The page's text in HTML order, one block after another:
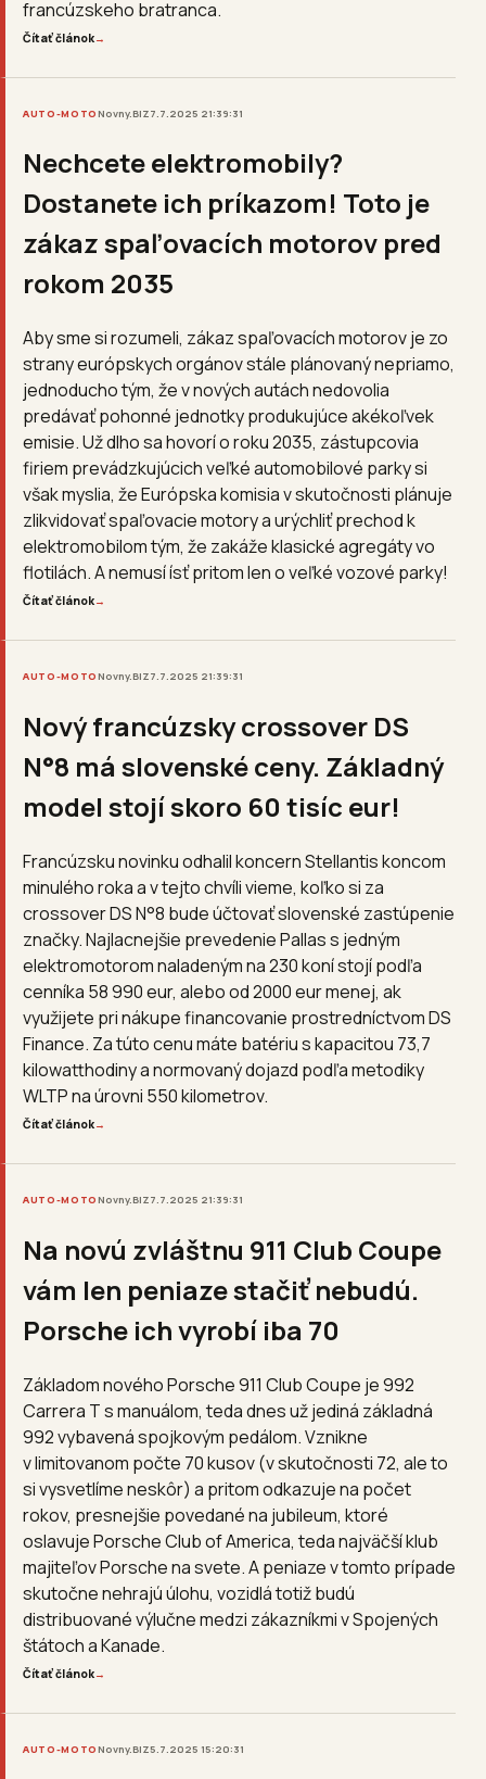
francúzskeho bratranca.
Čítať článok→
AUTO-MOTONovny.BIZ7.7.2025 21:39:31
Nechcete elektromobily?
Dostanete ich príkazom! Toto je
zákaz spaľovacích motorov pred
rokom 2035
Aby sme si rozumeli, zákaz spaľovacích motorov je zo
strany európskych orgánov stále plánovaný nepriamo,
jednoducho tým, že v nových autách nedovolia
predávať pohonné jednotky produkujúce akékoľvek
emisie. Už dlho sa hovorí o roku 2035, zástupcovia
firiem prevádzkujúcich veľké automobilové parky si
však myslia, že Európska komisia v skutočnosti plánuje
zlikvidovať spaľovacie motory a urýchliť prechod k
elektromobilom tým, že zakáže klasické agregáty vo
flotilách. A nemusí ísť pritom len o veľké vozové parky!
Čítať článok→
AUTO-MOTONovny.BIZ7.7.2025 21:39:31
Nový francúzsky crossover DS
N°8 má slovenské ceny. Základný
model stojí skoro 60 tisíc eur!
Francúzsku novinku odhalil koncern Stellantis koncom
minulého roka a v tejto chvíli vieme, koľko si za
crossover DS N°8 bude účtovať slovenské zastúpenie
značky. Najlacnejšie prevedenie Pallas s jedným
elektromotorom naladeným na 230 koní stojí podľa
cenníka 58 990 eur, alebo od 2000 eur menej, ak
využijete pri nákupe financovanie prostredníctvom DS
Finance. Za túto cenu máte batériu s kapacitou 73,7
kilowatthodiny a normovaný dojazd podľa metodiky
WLTP na úrovni 550 kilometrov.
Čítať článok→
AUTO-MOTONovny.BIZ7.7.2025 21:39:31
Na novú zvláštnu 911 Club Coupe
vám len peniaze stačiť nebudú.
Porsche ich vyrobí iba 70
Základom nového Porsche 911 Club Coupe je 992
Carrera T s manuálom, teda dnes už jediná základná
992 vybavená spojkovým pedálom. Vznikne
v limitovanom počte 70 kusov (v skutočnosti 72, ale to
si vysvetlíme neskôr) a pritom odkazuje na počet
rokov, presnejšie povedané na jubileum, ktoré
oslavuje Porsche Club of America, teda najväčší klub
majiteľov Porsche na svete. A peniaze v tomto prípade
skutočne nehrajú úlohu, vozidlá totiž budú
distribuované výlučne medzi zákazníkmi v Spojených
štátoch a Kanade.
Čítať článok→
AUTO-MOTONovny.BIZ5.7.2025 15:20:31